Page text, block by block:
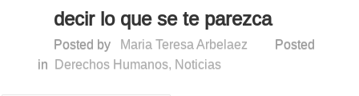
decir lo que se te parezca
Posted by Maria Teresa Arbelaez
Posted
in
Derechos Humanos, Noticias